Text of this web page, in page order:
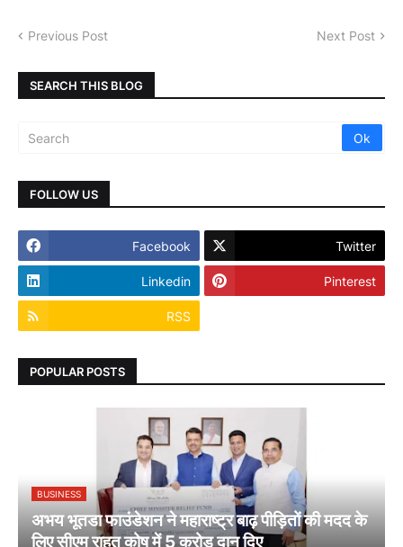
Previous Post Next Post
SEARCH THIS BLOG
FOLLOW US
Facebook Twitter
Linkedin Pinterest
RSS
POPULAR POSTS
BUSINESS
अभय भूतडा फाउंडेशन ने महाराष्ट्र बाढ़ पीड़ितों की मदद के
लिए सीएम राहत कोष में 5 करोड़ दान दिए